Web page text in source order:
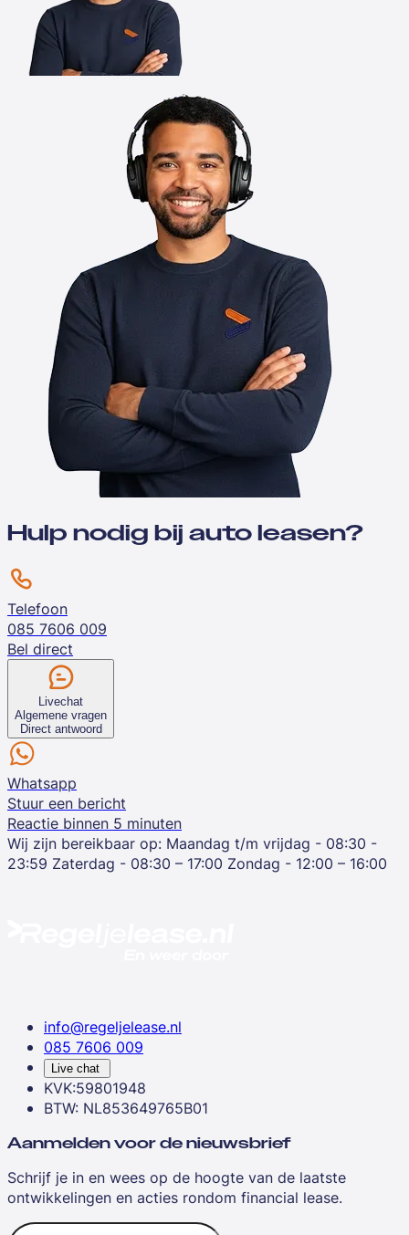
Hulp nodig bij auto leasen?
Telefoon
085 7606 009
Bel direct
Livechat
Algemene vragen
Direct antwoord
Whatsapp
Stuur een bericht
Reactie binnen 5 minuten
Wij zijn bereikbaar op: Maandag t/m vrijdag - 08:30 -
23:59 Zaterdag - 08:30 – 17:00 Zondag - 12:00 – 16:00
info@regeljelease.nl
085 7606 009
Live chat
KVK:59801948
BTW: NL853649765B01
Aanmelden voor de nieuwsbrief
Schrijf je in en wees op de hoogte van de laatste
ontwikkelingen en acties rondom financial lease.